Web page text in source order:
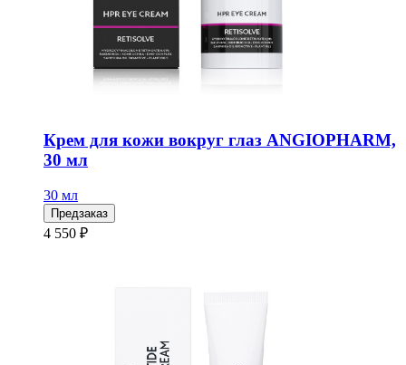
Крем для кожи вокруг глаз ANGIOPHARM,
30 мл
30 мл
Предзаказ
4 550 ₽